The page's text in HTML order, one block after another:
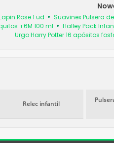
Rose 1 ud Suavinex Pulsera
+6M 100 ml
Halley Pack
Urgo Harry Potter 16 apósitos
Relec infantil